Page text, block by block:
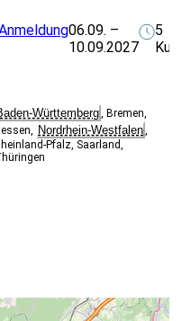
06.09. –
10.09.2027
5
Württemberg, Bremen,
, Nordrhein-Westfalen,
Pfalz, Saarland,